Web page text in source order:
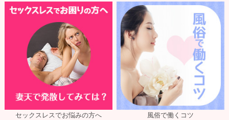
セックスレスでお悩みの方へ 風俗で働くコツ